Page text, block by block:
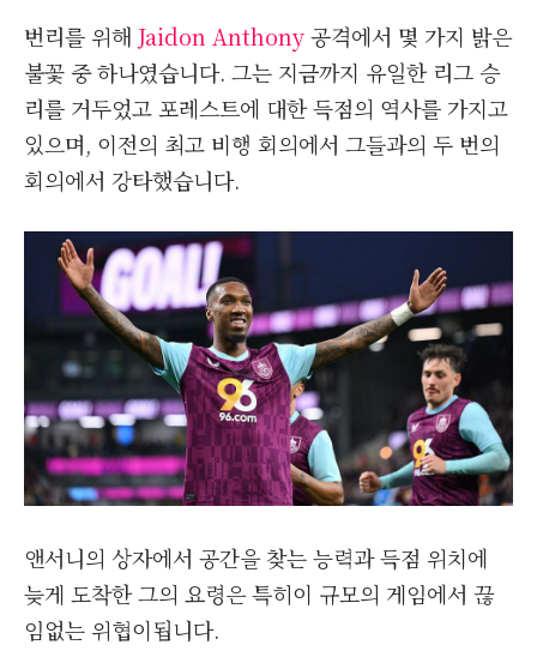
번리를 위해 Jaidon Anthony공격에서 몇 가지 밝은
불꽃 중 하나였습니다. 그는 지금까지 유일한 리그 승
리를 거두었고 포레스트에 대한 득점의 역사를 가지고
있으며, 이전의 최고 비행 회의에서 그들과의 두 번의
회의에서 강타했습니다.
앤서니의 상자에서 공간을 찾는 능력과 득점 위치에
늦게 도착한 그의 요령은 특히이 규모의 게임에서 끊
임없는 위협이됩니다.